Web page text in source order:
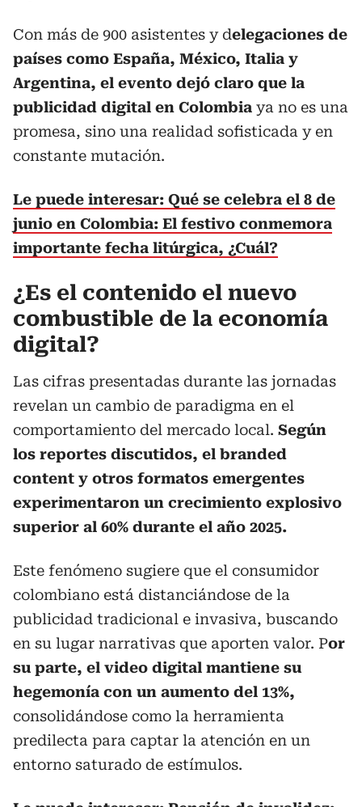
Con más de 900 asistentes y delegaciones de
países como España, México, Italia y
Argentina, el evento dejó claro que la
publicidad digital en Colombia ya no es una
promesa, sino una realidad sofisticada y en
constante mutación.
Le puede interesar: Qué se celebra el 8 de
junio en Colombia: El festivo conmemora
importante fecha litúrgica, ¿Cuál?
¿Es el contenido el nuevo
combustible de la economía
digital?
Las cifras presentadas durante las jornadas
revelan un cambio de paradigma en el
comportamiento del mercado local. Según
los reportes discutidos, el branded
content y otros formatos emergentes
experimentaron un crecimiento explosivo
superior al 60% durante el año 2025.
Este fenómeno sugiere que el consumidor
colombiano está distanciándose de la
publicidad tradicional e invasiva, buscando
en su lugar narrativas que aporten valor. Por
su parte, el video digital mantiene su
hegemonía con un aumento del 13%,
consolidándose como la herramienta
predilecta para captar la atención en un
entorno saturado de estímulos.